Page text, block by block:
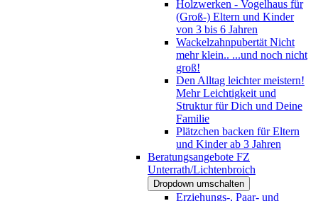
Holzwerken - Vogelhaus für
(Groß-) Eltern und Kinder
von 3 bis 6 Jahren
Wackelzahnpubertät Nicht
mehr klein.. ...und noch nicht
groß!
Den Alltag leichter meistern!
Mehr Leichtigkeit und
Struktur für Dich und Deine
Familie
Plätzchen backen für Eltern
und Kinder ab 3 Jahren
Beratungsangebote FZ
Unterrath/Lichtenbroich
Dropdown umschalten
Erziehungs-, Paar- und